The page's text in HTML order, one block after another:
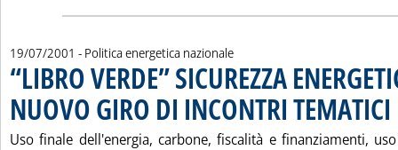
19/07/2001 - Politica energetica nazionale
“LIBRO VERDE” SICUREZZA
NUOVO GIRO DI INCONTRI TEMATICI
Uso finale dell'energia, carbone, fiscalità e finanziamenti,